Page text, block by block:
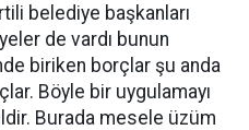
belediye başkanları
de vardı bunun
biriken borçlar şu anda
Böyle bir uygulamayı
Burada mesele üzüm